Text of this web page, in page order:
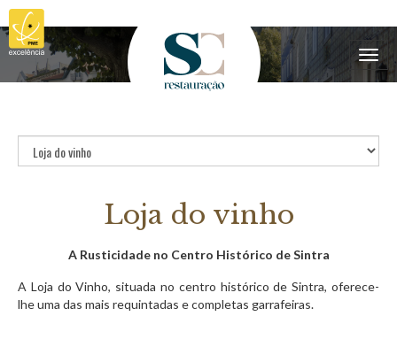
Menu
Loja do vinho
A Rusticidade no Centro Histórico de Sintra
A Loja do Vinho, situada no centro histórico de Sintra, oferece-
lhe uma das mais requintadas e completas garrafeiras.